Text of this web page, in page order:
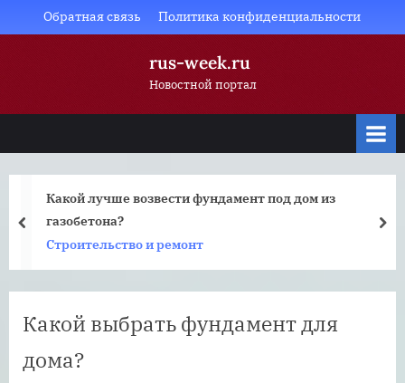
to
Обратная связь Политика конфиденциальности
rus-week.ru
Новостной портал
Какой лучше возвести фундамент под дом из
газобетона?
Строительство и ремонт
prev
Какой выбрать фундамент для
дома?